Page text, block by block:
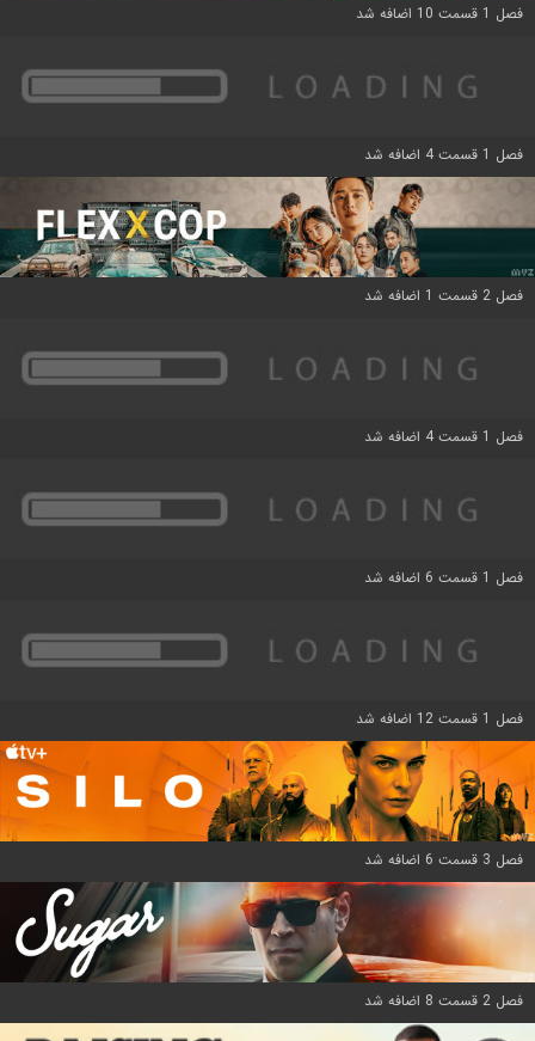
فصل 1 قسمت 10 اضافه شد
فصل 1 قسمت 4 اضافه شد
فصل 2 قسمت 1 اضافه شد
فصل 1 قسمت 4 اضافه شد
فصل 1 قسمت 6 اضافه شد
فصل 1 قسمت 12 اضافه شد
فصل 3 قسمت 6 اضافه شد
فصل 2 قسمت 8 اضافه شد